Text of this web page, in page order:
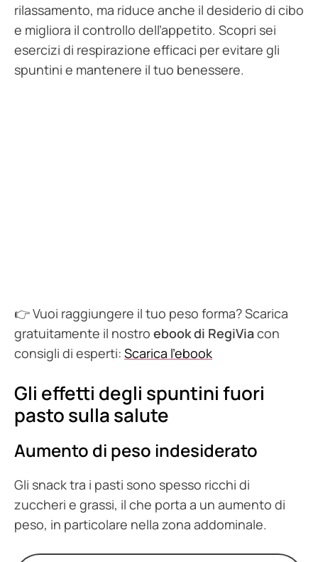
rilassamento, ma riduce anche il desiderio di cibo
e migliora il controllo dell’appetito. Scopri sei
esercizi di respirazione efficaci per evitare gli
spuntini e mantenere il tuo benessere.
👉 Vuoi raggiungere il tuo peso forma? Scarica
gratuitamente il nostro ebook di RegiViacon
consigli di esperti: Scarica l’ebook
Gli effetti degli spuntini fuori
pasto sulla salute
Aumento di peso indesiderato
Gli snack tra i pasti sono spesso ricchi di
zuccheri e grassi, il che porta a un aumento di
peso, in particolare nella zona addominale.